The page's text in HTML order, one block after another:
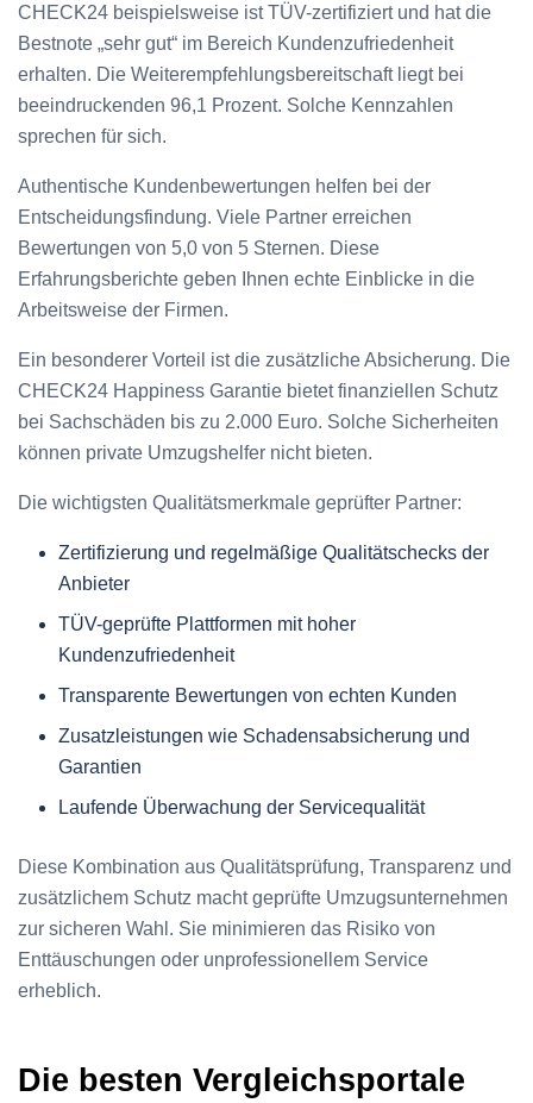
CHECK24 beispielsweise ist TÜV-zertifiziert und hat die
Bestnote „sehr gut“ im Bereich Kundenzufriedenheit
erhalten. Die Weiterempfehlungsbereitschaft liegt bei
beeindruckenden 96,1 Prozent. Solche Kennzahlen
sprechen für sich.
Authentische Kundenbewertungen helfen bei der
Entscheidungsfindung. Viele Partner erreichen
Bewertungen von 5,0 von 5 Sternen. Diese
Erfahrungsberichte geben Ihnen echte Einblicke in die
Arbeitsweise der Firmen.
Ein besonderer Vorteil ist die zusätzliche Absicherung. Die
CHECK24 Happiness Garantie bietet finanziellen Schutz
bei Sachschäden bis zu 2.000 Euro. Solche Sicherheiten
können private Umzugshelfer nicht bieten.
Die wichtigsten Qualitätsmerkmale geprüfter Partner:
Zertifizierung und regelmäßige Qualitätschecks der
Anbieter
TÜV-geprüfte Plattformen mit hoher
Kundenzufriedenheit
Transparente Bewertungen von echten Kunden
Zusatzleistungen wie Schadensabsicherung und
Garantien
Laufende Überwachung der Servicequalität
Diese Kombination aus Qualitätsprüfung, Transparenz und
zusätzlichem Schutz macht geprüfte Umzugsunternehmen
zur sicheren Wahl. Sie minimieren das Risiko von
Enttäuschungen oder unprofessionellem Service
erheblich.
Die besten Vergleichsportale